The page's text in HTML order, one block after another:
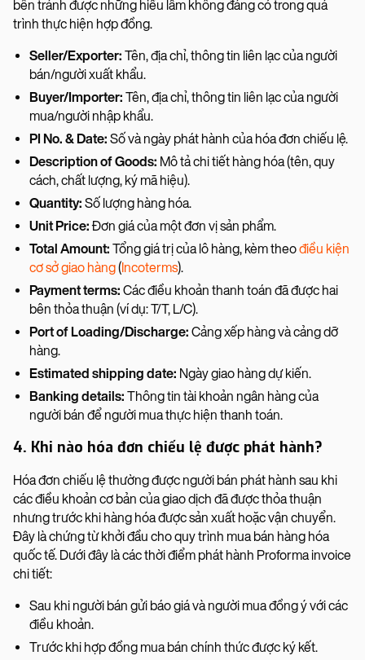
bên tránh được những hiểu lầm không đáng có trong quá
trình thực hiện hợp đồng.
Seller/Exporter: Tên, địa chỉ, thông tin liên lạc của người
bán/người xuất khẩu.
Buyer/Importer: Tên, địa chỉ, thông tin liên lạc của người
mua/người nhập khẩu.
PI No. & Date: Số và ngày phát hành của hóa đơn chiếu lệ.
Description of Goods: Mô tả chi tiết hàng hóa (tên, quy
cách, chất lượng, ký mã hiệu).
Quantity: Số lượng hàng hóa.
Unit Price:Đơn giá của một đơn vị sản phẩm.
Total Amount: Tổng giá trị của lô hàng, kèm theođiều kiện
cơ sở giao hàng( Incoterms).
Payment terms: Các điều khoản thanh toán đã được hai
bên thỏa thuận (ví dụ: T/T, L/C).
Port of Loading/Discharge: Cảng xếp hàng và cảng dỡ
hàng.
Estimated shipping date: Ngày giao hàng dự kiến.
Banking details: Thông tin tài khoản ngân hàng của
người bán để người mua thực hiện thanh toán.
4. Khi nào hóa đơn chiếu lệ được phát hành?
Hóa đơn chiếu lệ thường được người bán phát hành sau khi
các điều khoản cơ bản của giao dịch đã được thỏa thuận
nhưng trước khi hàng hóa được sản xuất hoặc vận chuyển.
Đây là chứng từ khởi đầu cho quy trình mua bán hàng hóa
quốc tế. Dưới đây là các thời điểm phát hành Proforma invoice
chi tiết:
Sau khi người bán gửi báo giá và người mua đồng ý với các
điều khoản.
Trước khi hợp đồng mua bán chính thức được ký kết.